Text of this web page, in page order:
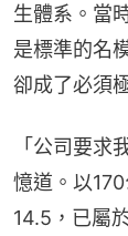
生體系。當
是標準的名
卻成了必須
「公司要求
憶道。以
14.5，已屬